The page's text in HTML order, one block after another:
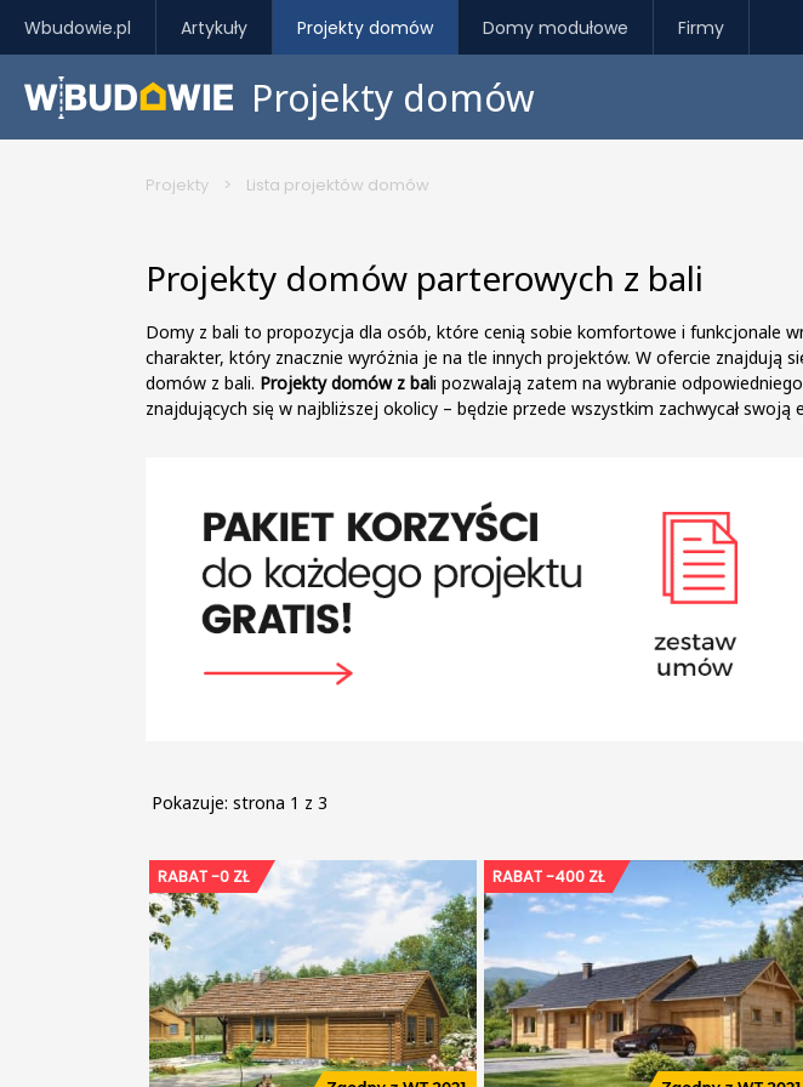
Wbudowie.pl Artykuły Projekty domów Domy modułowe Firmy
Projekty domów
Projekty > Lista projektów domów
Projekty domów parterowych z bali
Domy z bali to propozycja dla osób, które cenią sobie komfortowe i funkcjonale
charakter, który znacznie wyróżnia je na tle innych projektów. W ofercie znajdują
domów z bali. Projekty domów z bali pozwalają zatem na wybranie
znajdujących się w najbliższej okolicy – będzie przede wszystkim zachwycał
Pokazuje: strona 1 z 3
RABAT -0 ZŁ RABAT -400 ZŁ